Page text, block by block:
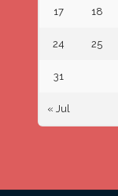
« Jul
17 18
24 25
31